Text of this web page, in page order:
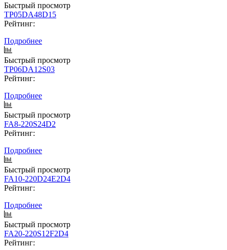
Быстрый просмотр
TP05DA48D15
Рейтинг:
Подробнее
Быстрый просмотр
TP06DA12S03
Рейтинг:
Подробнее
Быстрый просмотр
FA8-220S24D2
Рейтинг:
Подробнее
Быстрый просмотр
FA10-220D24E2D4
Рейтинг:
Подробнее
Быстрый просмотр
FA20-220S12F2D4
Рейтинг: